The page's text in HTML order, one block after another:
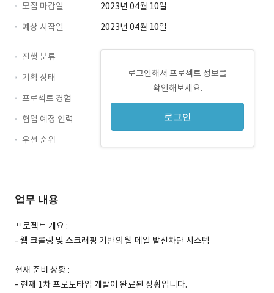
모집 마감일
2023년 04월 10일
예상 시작일
2023년 04월 10일
로그인해서 프로젝트 정보를
확인해보세요.
로그인
진행 분류
기획 상태
프로젝트 경험
협업 예정 인력
우선 순위
업무 내용
프로젝트 개요 :
- 웹 크롤링 및 스크래핑 기반의 웹 메일 발신차단 시스템
현재 준비 상황 :
- 현재 1차 프로토타입 개발이 완료된 상황입니다.